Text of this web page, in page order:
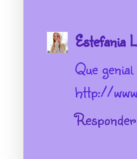
Estefania
Que
http://
Responder